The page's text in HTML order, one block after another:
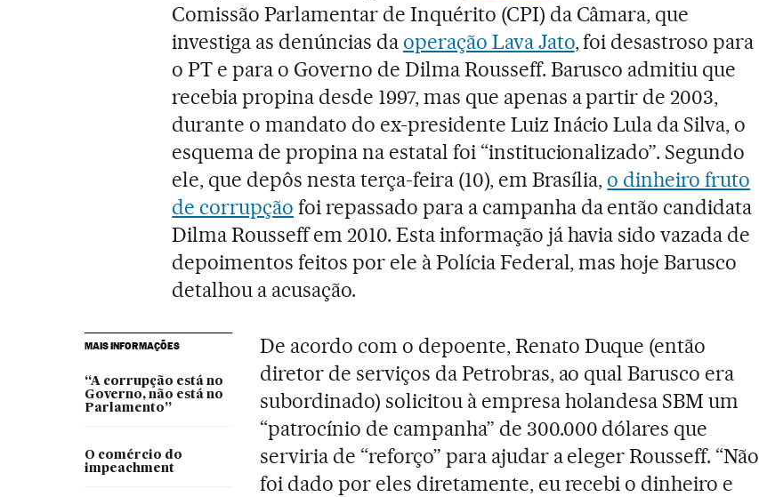
Comissão Parlamentar de Inquérito (CPI) da Câmara, que
investiga as denúncias da operação Lava Jato, foi desastroso para
o PT e para o Governo de Dilma Rousseff. Barusco admitiu que
recebia propina desde 1997, mas que apenas a partir de 2003,
durante o mandato do ex-presidente Luiz Inácio Lula da Silva, o
esquema de propina na estatal foi “institucionalizado”. Segundo
ele, que depôs nesta terça-feira (10), em Brasília, o dinheiro fruto
de corrupção foi repassado para a campanha da então candidata
Dilma Rousseff em 2010. Esta informação já havia sido vazada de
depoimentos feitos por ele à Polícia Federal, mas hoje Barusco
detalhou a acusação.
MAIS INFORMAÇÕES
“A corrupção está no
Governo, não está no
Parlamento”
O comércio do
impeachment
De acordo com o depoente, Renato Duque (então
diretor de serviços da Petrobras, ao qual Barusco era
subordinado) solicitou à empresa holandesa SBM um
“patrocínio de campanha” de 300.000 dólares que
serviria de “reforço” para ajudar a eleger Rousseff. “Não
foi dado por eles diretamente, eu recebi o dinheiro e